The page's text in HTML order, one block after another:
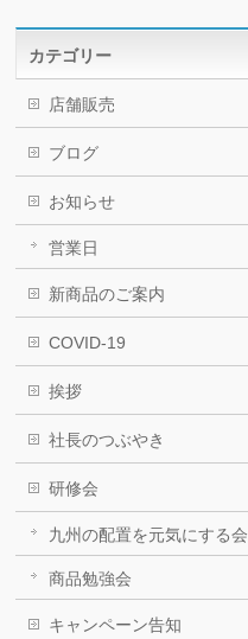
カテゴリー
店舗販売
ブログ
お知らせ
営業日
新商品のご案内
COVID-19
挨拶
社長のつぶやき
研修会
九州の配置を元気にする会
商品勉強会
キャンペーン告知